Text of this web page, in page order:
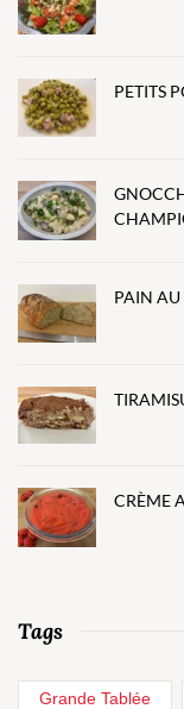
PETITS
PAIN AU
CRÈME
Tags
Grande Tablée